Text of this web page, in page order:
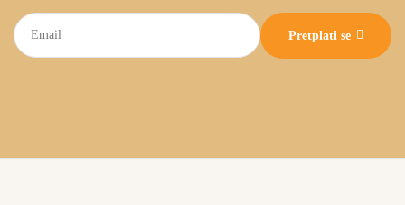
Pretplati se